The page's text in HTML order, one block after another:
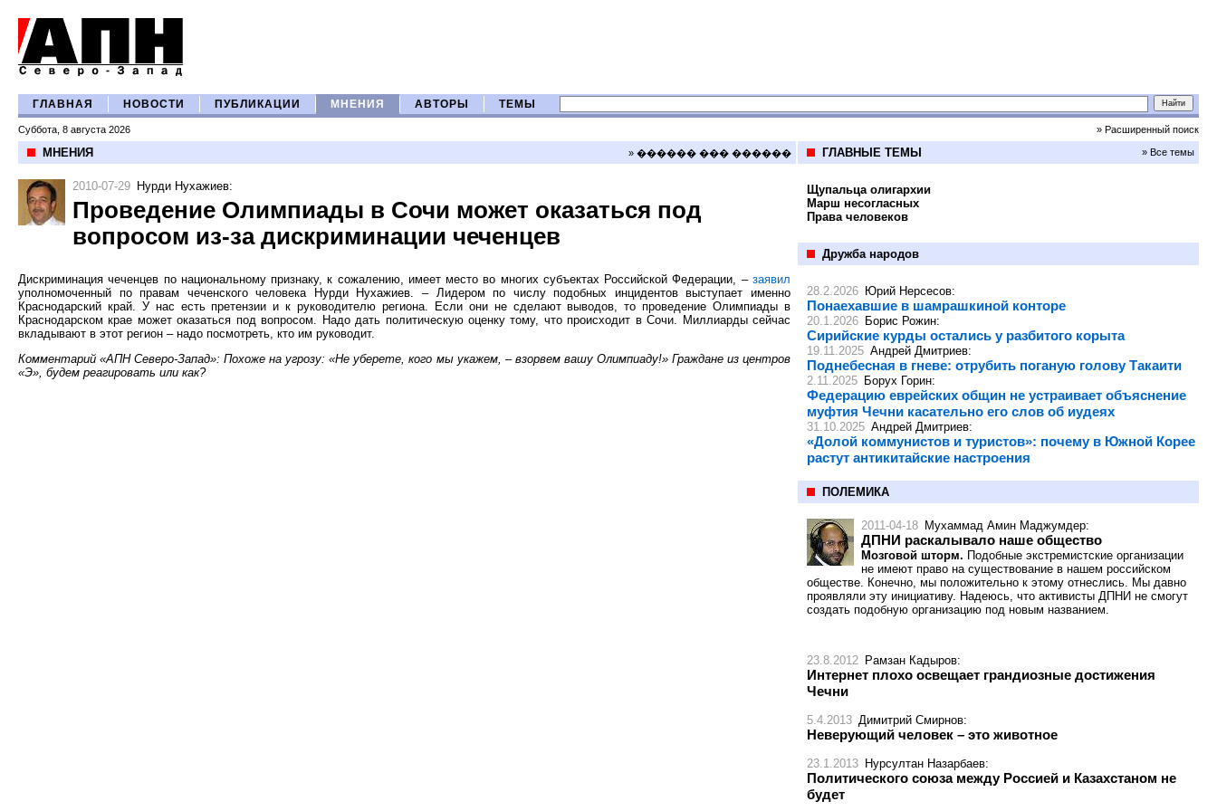
ГЛАВНАЯ НОВОСТИ ПУБЛИКАЦИИ МНЕНИЯ АВТОРЫ ТЕМЫ
Суббота, 8 августа 2026 » Расширенный поиск
МНЕНИЯ » ������ ��� ������
2010-07-29 Нурди Нухажиев:
Проведение Олимпиады в Сочи может оказаться под
вопросом из-за дискриминации чеченцев
Дискриминация чеченцев по национальному признаку, к сожалению, имеет место во многих субъектах Российской Федерации, – заявил
уполномоченный по правам чеченского человека Нурди Нухажиев. – Лидером по числу подобных инцидентов выступает именно
Краснодарский край. У нас есть претензии и к руководителю региона. Если они не сделают выводов, то проведение Олимпиады в
Краснодарском крае может оказаться под вопросом. Надо дать политическую оценку тому, что происходит в Сочи. Миллиарды сейчас
вкладывают в этот регион – надо посмотреть, кто им руководит.
Комментарий «АПН Северо-Запад»: Похоже на угрозу: «Не уберете, кого мы укажем, – взорвем вашу Олимпиаду!» Граждане из центров
«Э», будем реагировать или как?
ГЛАВНЫЕ ТЕМЫ » Все темы
Щупальца олигархии
Марш несогласных
Права человеков
Дружба народов
28.2.2026 Юрий Нерсесов:
Понаехавшие в шамрашкиной конторе
20.1.2026 Борис Рожин:
Сирийские курды остались у разбитого корыта
19.11.2025 Андрей Дмитриев:
Поднебесная в гневе: отрубить поганую голову Такаити
2.11.2025 Борух Горин:
Федерацию еврейских общин не устраивает объяснение
муфтия Чечни касательно его слов об иудеях
31.10.2025 Андрей Дмитриев:
«Долой коммунистов и туристов»: почему в Южной Корее
растут антикитайские настроения
ПОЛЕМИКА
2011-04-18 Мухаммад Амин Маджумдер:
ДПНИ раскалывало наше общество
Мозговой шторм. Подобные экстремистские организации
не имеют право на существование в нашем российском
обществе. Конечно, мы положительно к этому отнеслись. Мы давно
проявляли эту инициативу. Надеюсь, что активисты ДПНИ не смогут
создать подобную организацию под новым названием.
23.8.2012 Рамзан Кадыров:
Интернет плохо освещает грандиозные достижения
Чечни
5.4.2013 Димитрий Смирнов:
Неверующий человек – это животное
23.1.2013 Нурсултан Назарбаев:
Политического союза между Россией и Казахстаном не
будет